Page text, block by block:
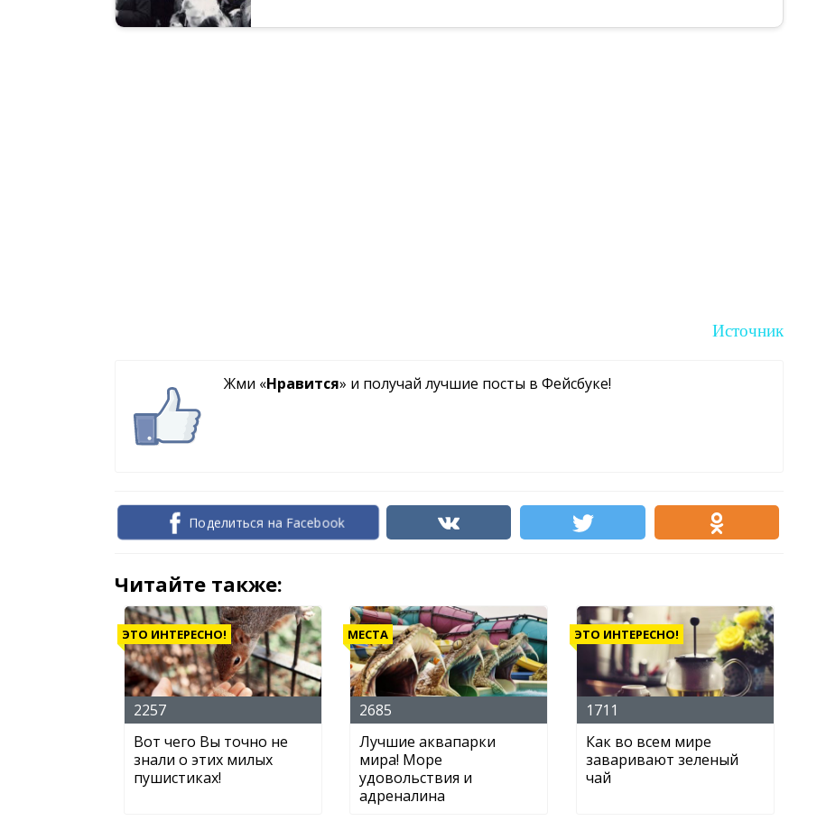
Источник
Жми «Нравится» и получай лучшие посты в Фейсбуке!
Поделиться на Facebook
Читайте также:
ЭТО ИНТЕРЕСНО!
2257
Вот чего Вы точно не
знали о этих милых
пушистиках!
МЕСТА
2685
Лучшие аквапарки
мира! Море
удовольствия и
адреналина
ЭТО ИНТЕРЕСНО!
1711
Как во всем мире
заваривают зеленый
чай